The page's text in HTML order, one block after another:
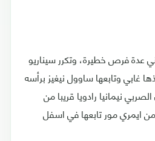
عدة فرص خطيرة، وتكرر سيناريو
غابي وتابعها ساوول نيغيز برأسه
(53)، وكان الصربي نيمانيا رادويا قريبا من
ايمري مور تابعها في اسفل